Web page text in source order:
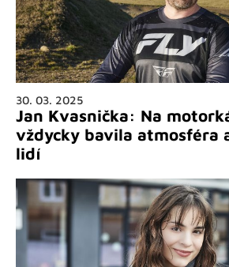
30. 03. 2025
Jan Kvasnička: Na
vždycky bavila atmosféra
lidí